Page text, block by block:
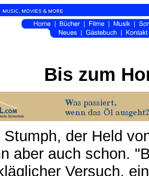
Bis zum
Stumph, der Held
aber auch schon.
Versuch,